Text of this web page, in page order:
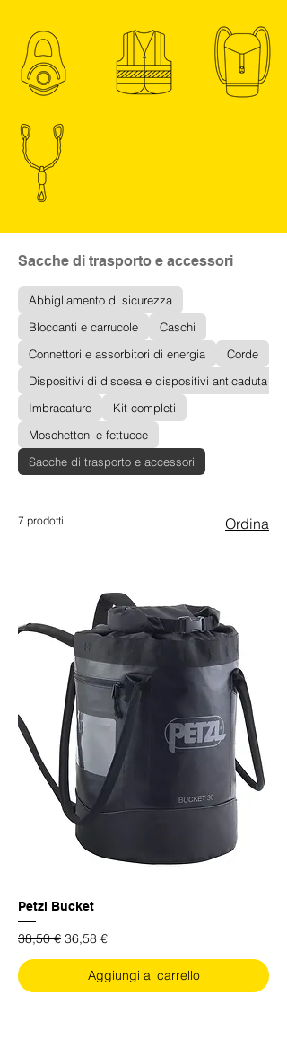
Sacche di trasporto e accessori
Abbigliamento di sicurezza
Bloccanti e carrucole
Caschi
Connettori e assorbitori di energia
Corde
Dispositivi di discesa e dispositivi anticaduta di
Imbracature
Kit completi
Moschettoni e fettucce
Sacche di trasporto e accessori
7 prodotti Ordina
Petzl Bucket
Prezzo regolare
38,50 € Prezzo scontato
36,58 €
Aggiungi al carrello